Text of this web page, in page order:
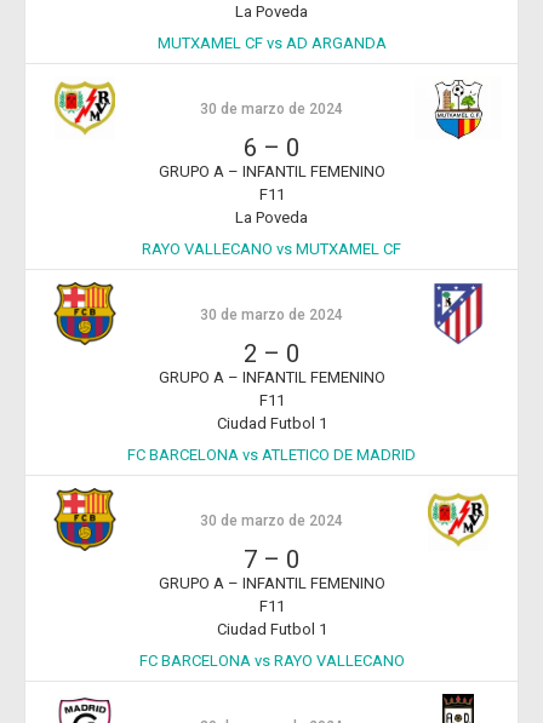
La Poveda
MUTXAMEL CF vs AD ARGANDA
30 de marzo de 2024
6 – 0
GRUPO A – INFANTIL FEMENINO
F11
La Poveda
RAYO VALLECANO vs MUTXAMEL CF
30 de marzo de 2024
2 – 0
GRUPO A – INFANTIL FEMENINO
F11
Ciudad Futbol 1
FC BARCELONA vs ATLETICO DE MADRID
30 de marzo de 2024
7 – 0
GRUPO A – INFANTIL FEMENINO
F11
Ciudad Futbol 1
FC BARCELONA vs RAYO VALLECANO